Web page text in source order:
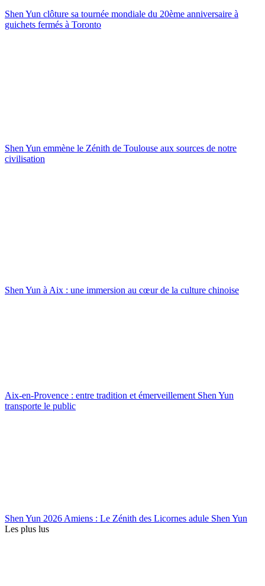
Shen Yun clôture sa tournée mondiale du 20ème anniversaire à
guichets fermés à Toronto
Shen Yun emmène le Zénith de Toulouse aux sources de notre
civilisation
Shen Yun à Aix : une immersion au cœur de la culture chinoise
Aix-en-Provence : entre tradition et émerveillement Shen Yun
transporte le public
Shen Yun 2026 Amiens : Le Zénith des Licornes adule Shen Yun
Les plus lus